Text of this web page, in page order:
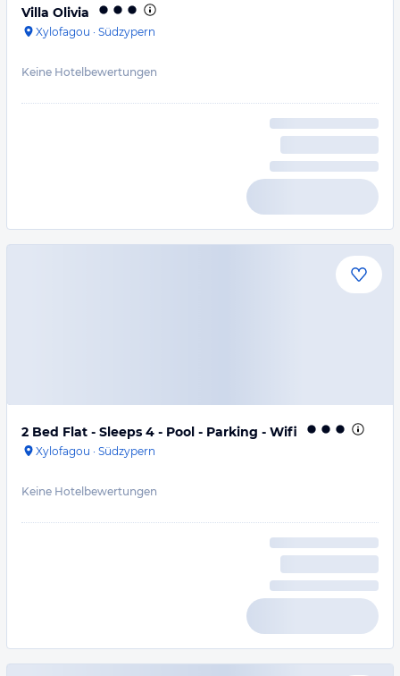
Villa Olivia
Xylofagou · Südzypern
Keine Hotelbewertungen
2 Bed Flat - Sleeps 4 - Pool - Parking - Wifi
Xylofagou · Südzypern
Keine Hotelbewertungen